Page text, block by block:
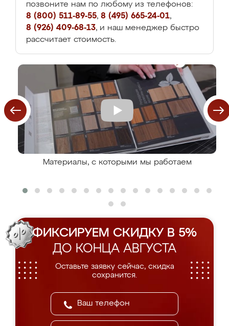
позвоните нам по любому из телефонов:
8 (800) 511-89-55, 8 (495) 665-24-01,
8 (926) 409-68-13, и наш менеджер быстро
рассчитает стоимость.
Материалы, с которыми мы работаем
ФИКСИРУЕМ СКИДКУ В 5%
ДО КОНЦА АВГУСТА
Оставьте заявку сейчас, скидка
сохранится.